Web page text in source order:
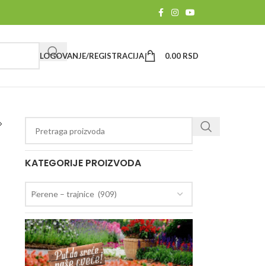
LOGOVANJE/REGISTRACIJA 0.00 RSD
KATEGORIJE PROIZVODA
Perene – trajnice (909)